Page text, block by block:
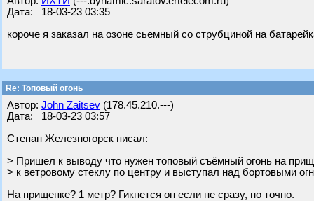
Дата: 18-03-23 03:35
короче я заказал на озоне сьемный со струбциной на
Re: Топовый огонь
Автор: John Zaitsev (178.45.210.---)
Дата: 18-03-23 03:57
Степан Железногорск писал:
> Пришел к выводу что нужен топовый съёмный огонь на
> к ветровому стеклу по центру и выступал над бортовыми
На прищепке? 1 метр? Гикнется он если не сразу, но точно.